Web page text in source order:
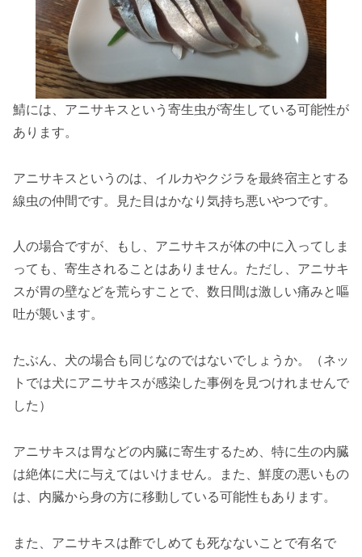
鯖には、アニサキスという寄生虫が寄生している可能性が
あります。
アニサキスというのは、イルカやクジラを最終宿主とする
線虫の仲間です。見た目はかなり気持ち悪いやつです。
人の場合ですが、もし、アニサキスが体の中に入ってしま
っても、寄生されることはありません。ただし、アニサキ
スが胃の壁などを荒らすことで、数日間は激しい痛みと嘔
吐が襲います。
たぶん、犬の場合も同じなのではないでしょうか。（ネッ
トでは犬にアニサキスが感染した事例を見つけれませんで
した）
アニサキスは胃などの内臓に寄生するため、特に生の内臓
は絶体に犬に与えてはいけません。また、鮮度の悪いもの
は、内臓から身の方に移動している可能性もあります。
また、アニサキスは酢でしめても死なないことで有名で